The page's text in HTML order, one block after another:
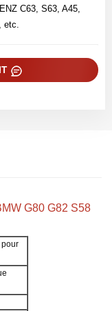
C63, S63, A45,
etc.
G80 G82 S58
pour